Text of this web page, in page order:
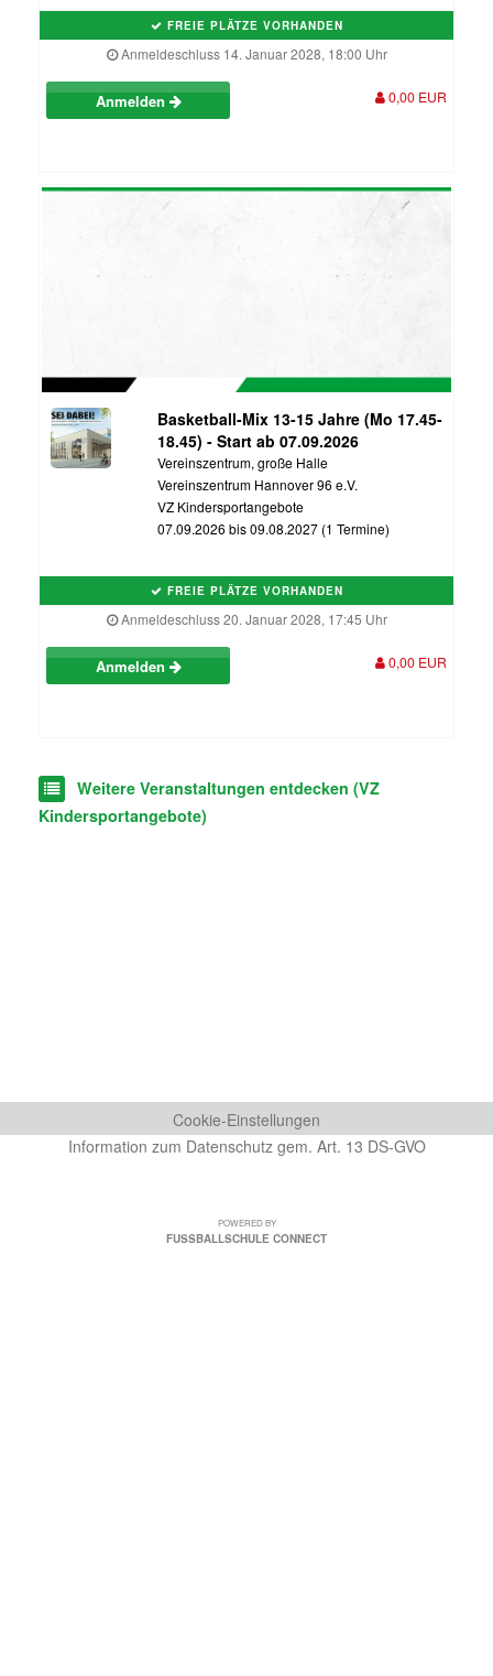
FREIE PLÄTZE VORHANDEN
Anmeldeschluss 14. Januar 2028, 18:00 Uhr
Anmelden 0,00 EUR
Basketball-Mix 13-15 Jahre (Mo 17.45-
18.45) - Start ab 07.09.2026
Vereinszentrum, große Halle
Vereinszentrum Hannover 96 e.V.
VZ Kindersportangebote
07.09.2026 bis 09.08.2027 (1 Termine)
FREIE PLÄTZE VORHANDEN
Anmeldeschluss 20. Januar 2028, 17:45 Uhr
Anmelden 0,00 EUR
Weitere Veranstaltungen entdecken (VZ
Kindersportangebote)
Cookie-Einstellungen
Information zum Datenschutz gem. Art. 13 DS-GVO
POWERED BY
FUSSBALLSCHULE CONNECT